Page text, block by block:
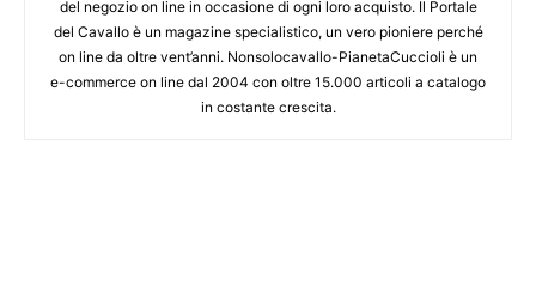
del negozio on line in occasione di ogni loro acquisto. Il Portale
del Cavallo è un magazine specialistico, un vero pioniere perché
on line da oltre vent’anni. Nonsolocavallo-PianetaCuccioli è un
e-commerce on line dal 2004 con oltre 15.000 articoli a catalogo
in costante crescita.